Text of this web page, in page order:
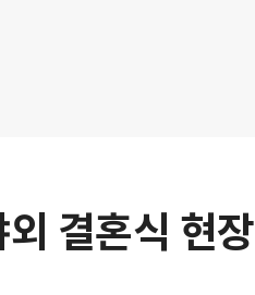
결혼식 현장